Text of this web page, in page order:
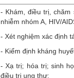
- Khám, điều trị,
nhiễm nhóm A, HIV/
- Xét nghiệm xác định
- Kiểm định kháng
- Xạ trị; hóa trị; sinh
điều trị ung thư;